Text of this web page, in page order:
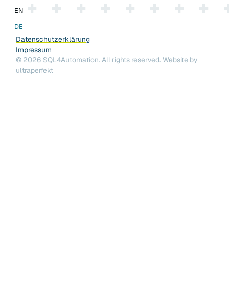
EN
DE
Datenschutzerklärung
Impressum
© 2026 SQL4Automation. All rights reserved.Website by
ultraperfekt